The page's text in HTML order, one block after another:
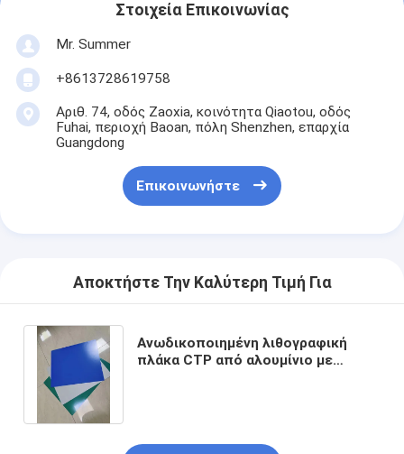
Στοιχεία Επικοινωνίας
Mr. Summer
+8613728619758
Αριθ. 74, οδός Zaoxia, κοινότητα Qiaotou, οδός
Fuhai, περιοχή Baoan, πόλη Shenzhen, επαρχία
Guangdong
Επικοινωνήστε
Αποκτήστε Την Καλύτερη Τιμή Για
Ανωδικοποιημένη λιθογραφική
πλάκα CTP από αλουμίνιο με